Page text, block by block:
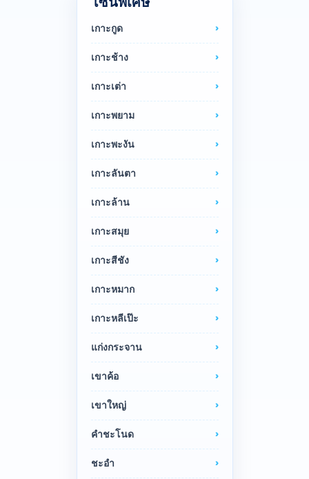
เกาะกูด
เกาะช้าง
เกาะเต่า
เกาะพยาม
เกาะพะงัน
เกาะลันตา
เกาะล้าน
เกาะสมุย
เกาะสีชัง
เกาะหมาก
เกาะหลีเป๊ะ
แก่งกระจาน
เขาค้อ
เขาใหญ่
คำชะโนด
ชะอำ